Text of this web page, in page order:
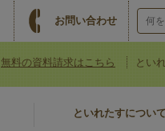
お問い合わせ
無料の資料請求はこちら とい
といれたすについて